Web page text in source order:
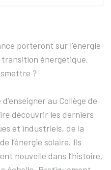
porteront sur l’énergie
énergétique.
?
au Collège de
découvrir les derniers
et industriels, de la
l’énergie solaire. Ils
nouvelle dans l’histoire,